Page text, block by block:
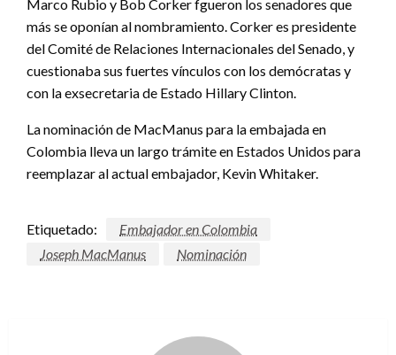
Marco Rubio y Bob Corker fgueron los senadores que
más se oponían al nombramiento. Corker es presidente
del Comité de Relaciones Internacionales del Senado, y
cuestionaba sus fuertes vínculos con los demócratas y
con la exsecretaria de Estado Hillary Clinton.
La nominación de MacManus para la embajada en
Colombia lleva un largo trámite en Estados Unidos para
reemplazar al actual embajador, Kevin Whitaker.
Etiquetado:
Embajador en Colombia
Joseph MacManus
Nominación